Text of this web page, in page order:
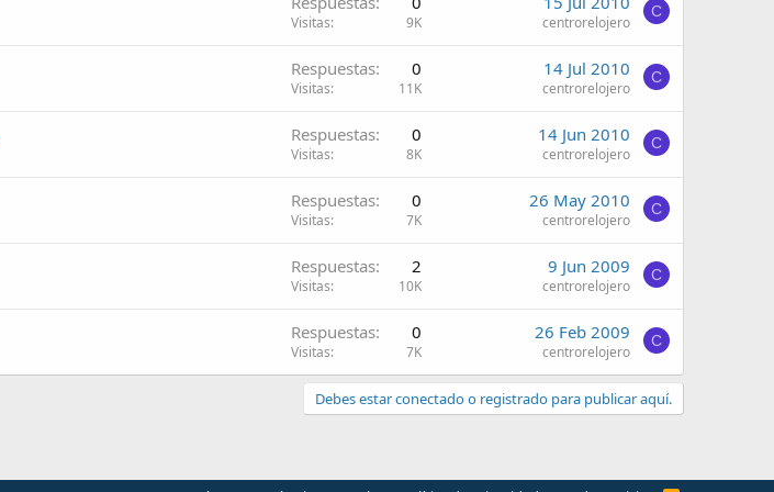
Visitas 9K centrorelojero
C
Respuestas 0
Visitas 11K
14 Jul 2010
centrorelojero
C
Respuestas 0
Visitas 8K
14 Jun 2010
centrorelojero
C
Respuestas 0
Visitas 7K
26 May 2010
centrorelojero
C
Respuestas 2
Visitas 10K
9 Jun 2009
centrorelojero
C
Respuestas 0
Visitas 7K
26 Feb 2009
centrorelojero
C
Debes estar conectado o registrado para publicar aquí.